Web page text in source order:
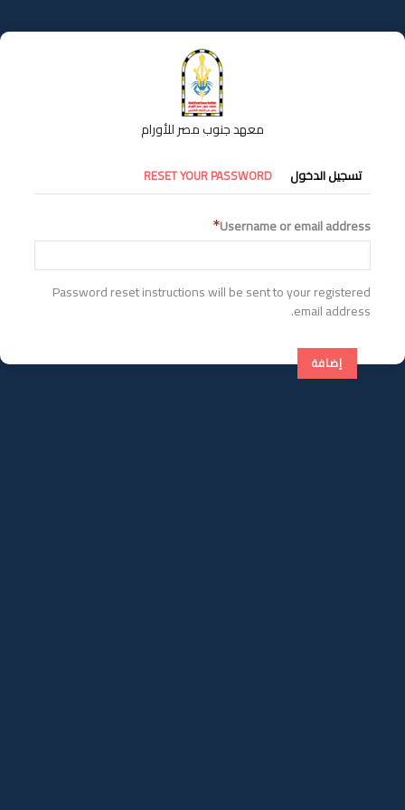
إلى
المحتوى
معهد جنوب مصر للأورام
التبويبات
الأساسية
تسجيل الدخول RESET YOUR PASSWORD
Username or email address
Password reset instructions will be sent to your registered
email address.